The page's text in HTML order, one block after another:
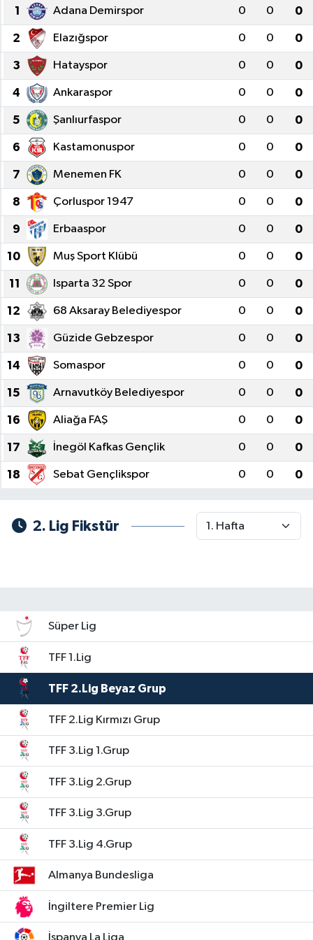
1 Adana Demirspor 0 0 0
2 Elazığspor 0 0 0
3 Hatayspor 0 0 0
4 Ankaraspor 0 0 0
5 Şanlıurfaspor 0 0 0
6 Kastamonuspor 0 0 0
7 Menemen FK 0 0 0
8 Çorluspor 1947 0 0 0
9 Erbaaspor 0 0 0
10 Muş Sport Klübü 0 0 0
11 Isparta 32 Spor 0 0 0
12 68 Aksaray Belediyespor 0 0 0
13 Güzide Gebzespor 0 0 0
14 Somaspor 0 0 0
15 Arnavutköy Belediyespor 0 0 0
16 Aliağa FAŞ 0 0 0
17 İnegöl Kafkas Gençlik 0 0 0
18 Sebat Gençlikspor 0 0 0
2. Lig Fikstür
Süper Lig
TFF 1.Lig
TFF 2.Lig Beyaz Grup
TFF 2.Lig Kırmızı Grup
TFF 3.Lig 1.Grup
TFF 3.Lig 2.Grup
TFF 3.Lig 3.Grup
TFF 3.Lig 4.Grup
Almanya Bundesliga
İngiltere Premier Lig